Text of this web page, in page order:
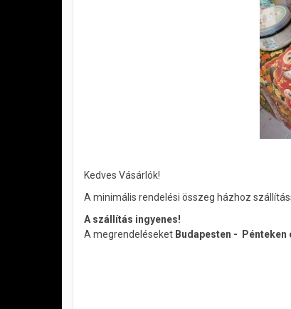
Kedves Vásárlók!
A minimális rendelési összeg házhoz
A szállítás ingyenes!
A megrendeléseket Budapesten - Pénteken